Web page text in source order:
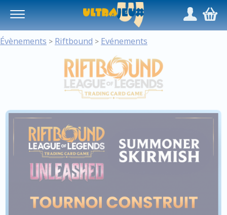
/,
Évènements > Riftbound > Evénements